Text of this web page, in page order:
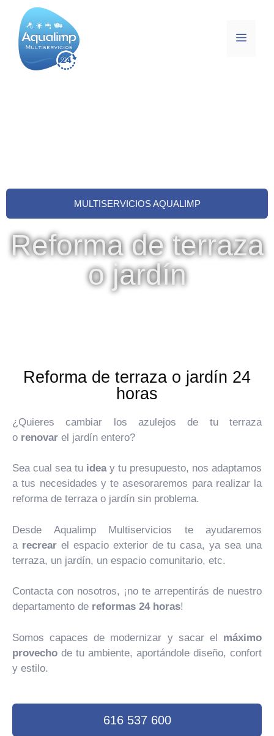
MULTISERVICIOS AQUALIMP
Reforma de terraza
o jardín
Reforma de terraza o jardín 24
horas
¿Quieres cambiar los azulejos de tu terraza
o renovar el jardín entero?
Sea cual sea tu idea y tu presupuesto, nos adaptamos
a tus necesidades y te asesoraremos para realizar la
reforma de terraza o jardín sin problema.
Desde Aqualimp Multiservicios te ayudaremos
a recrear el espacio exterior de tu casa, ya sea una
terraza, un jardín, un espacio comunitario, etc.
Contacta con nosotros, ¡no te arrepentirás de nuestro
departamento de reformas 24 horas!
Somos capaces de modernizar y sacar el máximo
provecho de tu ambiente, aportándole diseño, confort
y estilo.
616 537 600